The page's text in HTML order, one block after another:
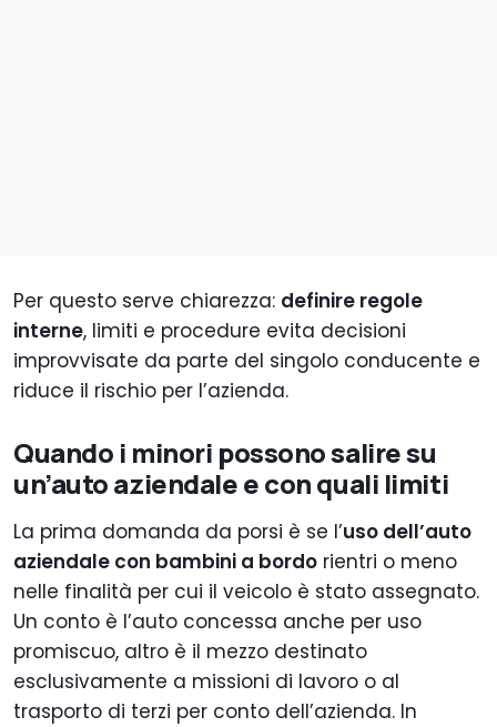
Per questo serve chiarezza: definire regole
interne, limiti e procedure evita decisioni
improvvisate da parte del singolo conducente e
riduce il rischio per l’azienda.
Quando i minori possono salire su
un’auto aziendale e con quali limiti
La prima domanda da porsi è se l’uso dell’auto
aziendale con bambini a bordo rientri o meno
nelle finalità per cui il veicolo è stato assegnato.
Un conto è l’auto concessa anche per uso
promiscuo, altro è il mezzo destinato
esclusivamente a missioni di lavoro o al
trasporto di terzi per conto dell’azienda. In